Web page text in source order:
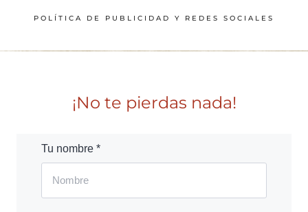
POLÍTICA DE PUBLICIDAD Y REDES SOCIALES
¡No te pierdas nada!
Tu nombre *